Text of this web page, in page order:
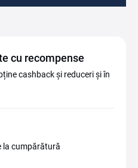
cu recompense
cashback și reduceri și în
la cumpărătură